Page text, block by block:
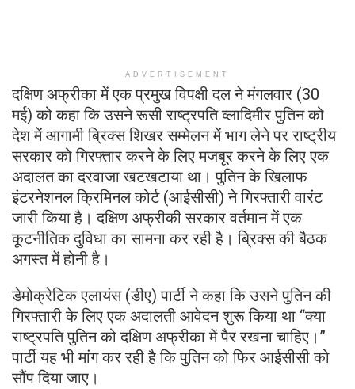
ADVERTISEMENT
दक्षिण अफ्रीका में एक प्रमुख विपक्षी दल ने मंगलवार (30
मई) को कहा कि उसने रूसी राष्ट्रपति व्लादिमीर पुतिन को
देश में आगामी ब्रिक्स शिखर सम्मेलन में भाग लेने पर राष्ट्रीय
सरकार को गिरफ्तार करने के लिए मजबूर करने के लिए एक
अदालत का दरवाजा खटखटाया था। पुतिन के खिलाफ
इंटरनेशनल क्रिमिनल कोर्ट (आईसीसी) ने गिरफ्तारी वारंट
जारी किया है। दक्षिण अफ्रीकी सरकार वर्तमान में एक
कूटनीतिक दुविधा का सामना कर रही है। ब्रिक्स की बैठक
अगस्त में होनी है।
डेमोक्रेटिक एलायंस (डीए) पार्टी ने कहा कि उसने पुतिन की
गिरफ्तारी के लिए एक अदालती आवेदन शुरू किया था “क्या
राष्ट्रपति पुतिन को दक्षिण अफ्रीका में पैर रखना चाहिए।”
पार्टी यह भी मांग कर रही है कि पुतिन को फिर आईसीसी को
सौंप दिया जाए।